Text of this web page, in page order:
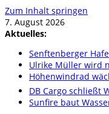
Zum Inhalt springen
7. August 2026
Aktuelles:
Senftenberger
Ulrike Müller wird
Höhenwindrad
DB Cargo schließt
Sunfire baut